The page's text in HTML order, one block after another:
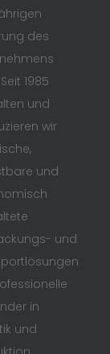
des
1985
und
wir
und
und
in
und